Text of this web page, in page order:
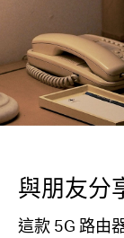
與朋友分
這款 5G 路由